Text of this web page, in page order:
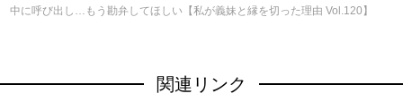
中に呼び出し…もう勘弁してほしい【私が義妹と縁を切った理由 Vol.120】
関連リンク